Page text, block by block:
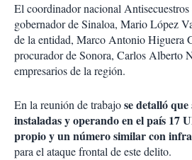
El coordinador nacional
gobernador de Sinaloa, Mario López
de la entidad, Marco Antonio Higuera
procurador de Sonora, Carlos Alberto
empresarios de la región.
En la reunión de trabajose detalló
instaladas y operando en el país 17
propio y un número similar con
para el ataque frontal de este delito.